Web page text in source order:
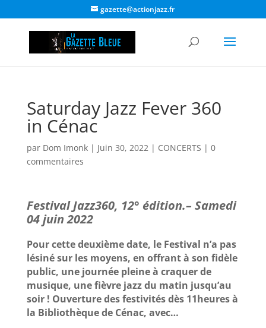
gazette@actionjazz.fr
Saturday Jazz Fever 360
in Cénac
par Dom Imonk| Juin 30, 2022| CONCERTS | 0
commentaires
Festival Jazz360, 12° édition.– Samedi
04 juin 2022
Pour cette deuxième date, le Festival n’a pas
lésiné sur les moyens, en offrant à son fidèle
public, une journée pleine à craquer de
musique, une fièvre jazz du matin jusqu’au
soir ! Ouverture des festivités dès 11heures à
la Bibliothèque de Cénac, avec…